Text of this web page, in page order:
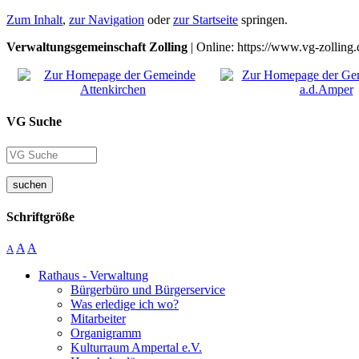
Zum Inhalt, zur Navigation oderzur Startseite springen.
Verwaltungsgemeinschaft Zolling | Online: https://www.vg-
VG Suche
suchen
Schriftgröße
A A A
Rathaus - Verwaltung
Bürgerbüro und Bürgerservice
Was erledige ich wo?
Mitarbeiter
Organigramm
Kulturraum Ampertal e.V.